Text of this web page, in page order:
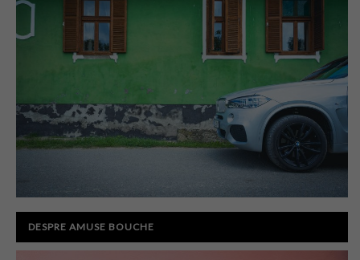
DESPRE AMUSE BOUCHE